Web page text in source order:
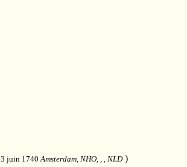
juin 1740 Amsterdam, NHO, , , NLD)